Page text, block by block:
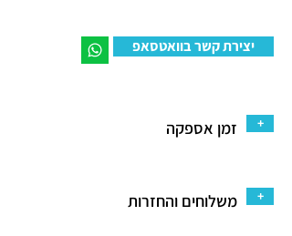
יצירת קשר בוואטסאפ
זמן אספקה +
משלוחים והחזרות +